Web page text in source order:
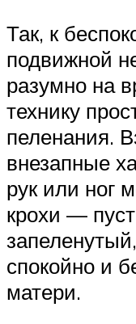
Так, к
подвижной
разумно на
технику
пеленания.
внезапные
рук или ног
крохи —
спокойно и
матери.